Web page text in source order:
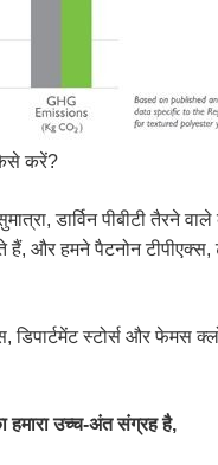
कैसे करें?
डार्विन पीबीटी
और हमने पैटनोन टीपीएक्स,
स्टोर्स और फेमस
हमारा उच्च-अंत संग्रह है,